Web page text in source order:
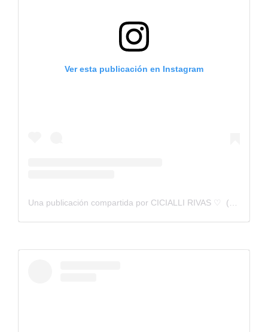
Ver esta publicación en Instagram
Una publicación compartida por CICIALLI RIVAS ♡ ︎ (@cicialli_rivas)